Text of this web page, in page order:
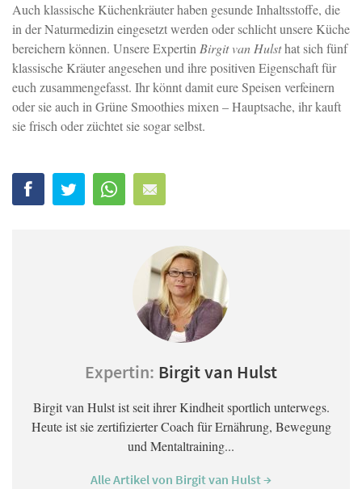
Auch klassische Küchenkräuter haben gesunde Inhaltsstoffe, die
in der Naturmedizin eingesetzt werden oder schlicht unsere Küche
bereichern können. Unsere ExpertinBirgit van Hulsthat sich fünf
klassische Kräuter angesehen und ihre positiven Eigenschaft für
euch zusammengefasst. Ihr könnt damit eure Speisen verfeinern
oder sie auch in Grüne Smoothies mixen – Hauptsache, ihr kauft
sie frisch oder züchtet sie sogar selbst.
Expertin: Birgit van Hulst
Birgit van Hulst ist seit ihrer Kindheit sportlich unterwegs.
Heute ist sie zertifizierter Coach für Ernährung, Bewegung
und Mentaltraining...
Alle Artikel von Birgit van Hulst →